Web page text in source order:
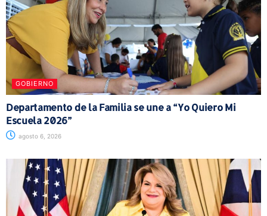
GOBIERNO
Departamento de la Familia se une a “Yo Quiero Mi
Escuela 2026”
agosto 6, 2026